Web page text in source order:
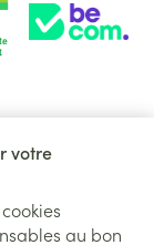
votre
au bon